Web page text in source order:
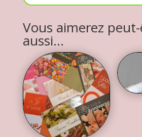
Vous aimerez
aussi…